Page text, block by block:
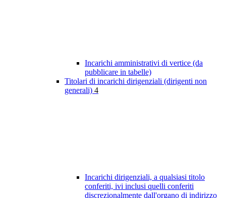
Incarichi amministrativi di vertice (da
pubblicare in tabelle)
Titolari di incarichi dirigenziali (dirigenti non
generali) 4
Incarichi dirigenziali, a qualsiasi titolo
conferiti, ivi inclusi quelli conferiti
discrezionalmente dall'organo di indirizzo